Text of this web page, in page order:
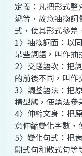
定義：凡把形式整
遞等，故意抽換詞
式，使其形式參差
1〉抽換詞面：以
某些詞語，叫作抽
2〉交蹉語次：把
的前後不同，叫作
3〉調整語法：把
構型態，使語法參
4〉伸縮文身：把
意伸縮變化字數，
5〉變化句式：把
駢式句和散式句等